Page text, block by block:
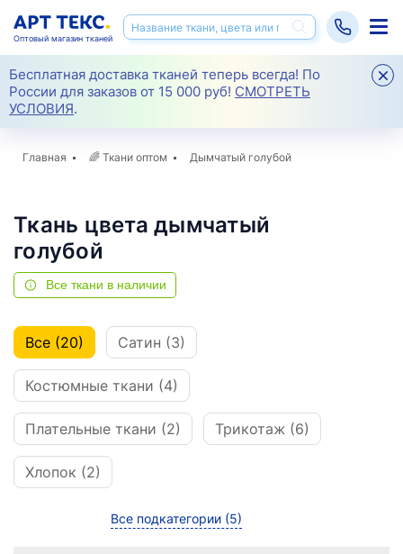
Бесплатная доставка тканей теперь всегда! По
России для заказов от 15 000 руб! СМОТРЕТЬ
УСЛОВИЯ.
Оптовый магазин тканей
Главная 🌈 Ткани оптом Дымчатый голубой
Ткань цвета дымчатый
голубой
Все ткани в наличии
Все (20) Сатин (3)
Костюмные ткани (4)
Плательные ткани (2) Трикотаж (6)
Хлопок (2)
Все подкатегории (5)